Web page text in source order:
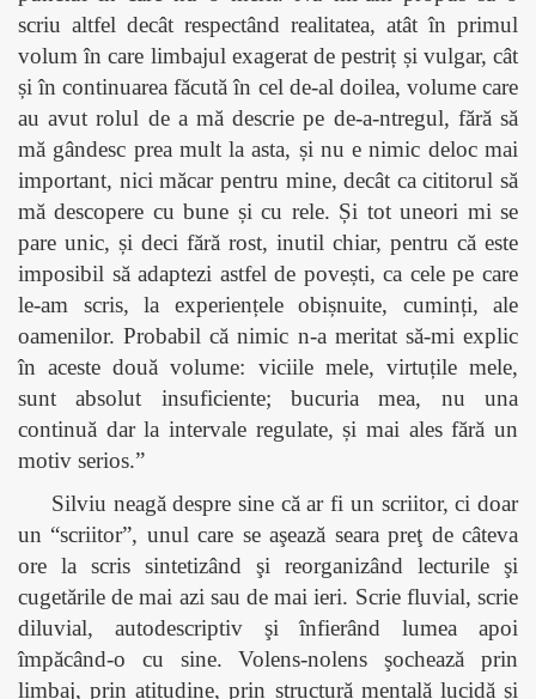
scriu altfel decât respectând realitatea, atât în primul
volum în care limbajul exagerat de pestriț și vulgar, cât
și în continuarea făcută în cel de-al doilea, volume care
au avut rolul de a mă descrie pe de-a-ntregul, fără să
mă gândesc prea mult la asta, și nu e nimic deloc mai
important, nici măcar pentru mine, decât ca cititorul să
mă descopere cu bune și cu rele. Și tot uneori mi se
pare unic, și deci fără rost, inutil chiar, pentru că este
imposibil să adaptezi astfel de povești, ca cele pe care
le-am scris, la experiențele obișnuite, cuminți, ale
oamenilor. Probabil că nimic n-a meritat să-mi explic
în aceste două volume: viciile mele, virtuțile mele,
sunt absolut insuficiente; bucuria mea, nu una
continuă dar la intervale regulate, și mai ales fără un
motiv serios.”
Silviu neagă despre sine că ar fi un scriitor, ci doar
un “scriitor”, unul care se aşează seara preţ de câteva
ore la scris sintetizând şi reorganizând lecturile şi
cugetările de mai azi sau de mai ieri. Scrie fluvial, scrie
diluvial, autodescriptiv şi înfierând lumea apoi
împăcând-o cu sine. Volens-nolens şochează prin
limbaj, prin atitudine, prin structură mentală lucidă şi